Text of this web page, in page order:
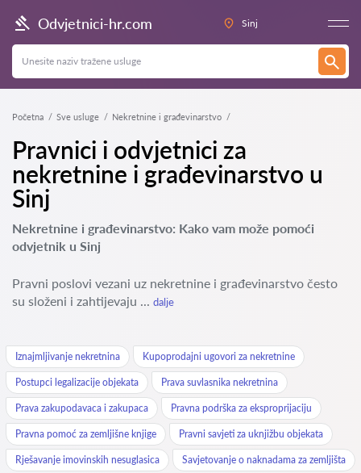
Odvjetnici-hr.com Sinj
Početna Sve usluge Nekretnine i građevinarstvo
Pravnici i odvjetnici za
nekretnine i građevinarstvo u
Sinj
Nekretnine i građevinarstvo: Kako vam može pomoći
odvjetnik u Sinj
Pravni poslovi vezani uz nekretnine i građevinarstvo često
su složeni i zahtijevaju ... dalje
Iznajmljivanje nekretnina Kupoprodajni ugovori za nekretnine
Postupci legalizacije objekata Prava suvlasnika nekretnina
Prava zakupodavaca i zakupaca Pravna podrška za eksproprijaciju
Pravna pomoć za zemljišne knjige Pravni savjeti za uknjižbu objekata
Rješavanje imovinskih nesuglasica Savjetovanje o naknadama za zemljišta